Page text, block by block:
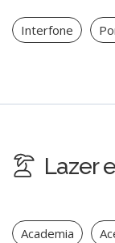
Interfone
Lazer
Academia